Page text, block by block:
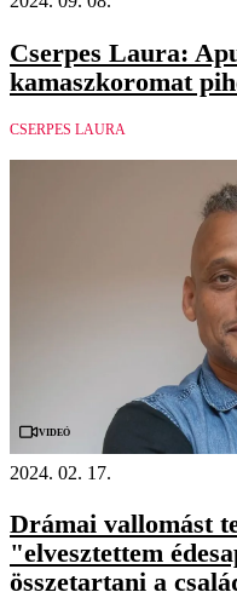
Cserpes Laura:
kamaszkoromat
CSERPES LAURA
Videó
2024. 02. 17.
Drámai vallomást
"elvesztettem
összetartani a